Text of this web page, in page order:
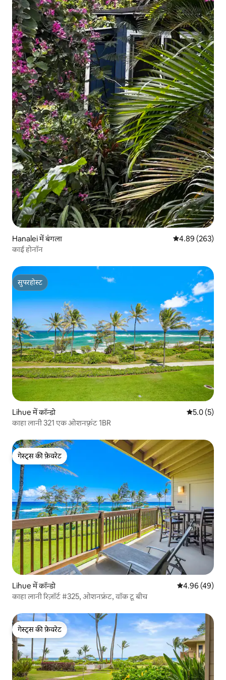
Hanalei में बंगला औसत रेटिंग 5 में से
4.89 (263)
काई होनॉन
सुपरहोस्ट
सुपरहोस्ट
Lihue में कॉन्डो औसत रेटिंग 5
5.0 (5)
काहा लानी 321 एक ओशनफ़्रंट 1BR
गेस्ट्स की फ़ेवरेट
गेस्ट्स की फ़ेवरेट
Lihue में कॉन्डो औसत रेटिंग 5 में
4.96 (49)
काहा लानी रिज़ॉर्ट #325, ओशनफ्रंट, वॉक टू बीच
गेस्ट्स की फ़ेवरेट
गेस्ट्स की फ़ेवरेट